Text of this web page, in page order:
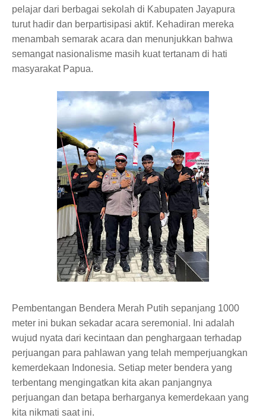
pelajar dari berbagai sekolah di Kabupaten Jayapura
turut hadir dan berpartisipasi aktif. Kehadiran mereka
menambah semarak acara dan menunjukkan bahwa
semangat nasionalisme masih kuat tertanam di hati
masyarakat Papua.
Pembentangan Bendera Merah Putih sepanjang 1000
meter ini bukan sekadar acara seremonial. Ini adalah
wujud nyata dari kecintaan dan penghargaan terhadap
perjuangan para pahlawan yang telah memperjuangkan
kemerdekaan Indonesia. Setiap meter bendera yang
terbentang mengingatkan kita akan panjangnya
perjuangan dan betapa berharganya kemerdekaan yang
kita nikmati saat ini.